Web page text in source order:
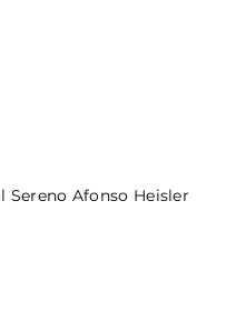
Afonso Heisler